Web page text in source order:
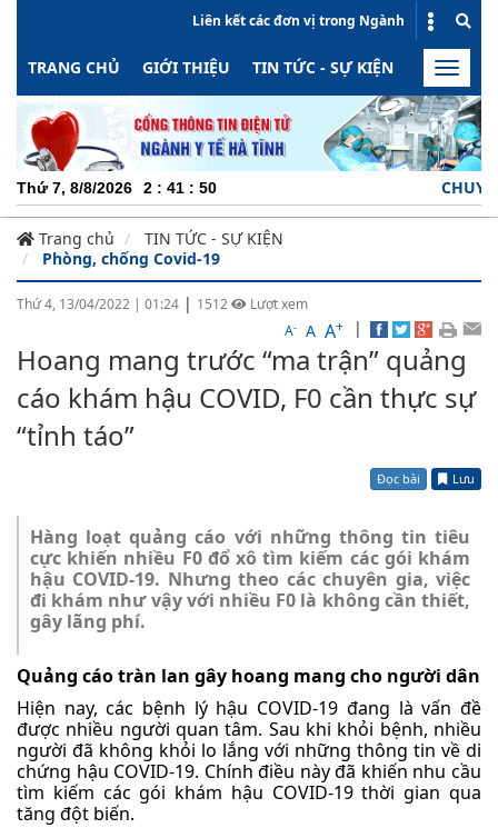
Liên kết các đơn vị trong Ngành
TRANG CHỦ GIỚI THIỆU TIN TỨC - SỰ KIỆN HOẠT
Toggle
Thứ 7, 8/8/2026 2 : 41 : 51 CHUYÊN
Trang chủ
TIN TỨC - SỰ KIỆN
Phòng, chống Covid-19
Thứ 4, 13/04/2022 | 01:24 | 1512
Lượt xem
A- A A+ |
Hoang mang trước “ma trận” quảng
cáo khám hậu COVID, F0 cần thực sự
“tỉnh táo”
Đọc bài Lưu
Hàng loạt quảng cáo với những thông tin tiêu
cực khiến nhiều F0 đổ xô tìm kiếm các gói khám
hậu COVID-19. Nhưng theo các chuyên gia, việc
đi khám như vậy với nhiều F0 là không cần thiết,
gây lãng phí.
Quảng cáo tràn lan gây hoang mang cho người dân
Hiện nay, các bệnh lý hậu COVID-19 đang là vấn đề
được nhiều người quan tâm. Sau khi khỏi bệnh, nhiều
người đã không khỏi lo lắng với những thông tin về di
chứng hậu COVID-19. Chính điều này đã khiến nhu cầu
tìm kiếm các gói khám hậu COVID-19 thời gian qua
tăng đột biến.